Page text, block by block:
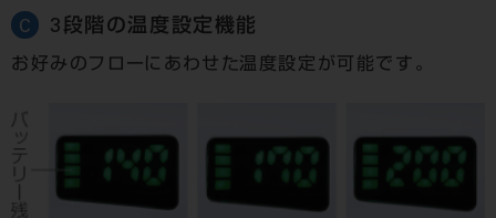
C 3段階の温度設定機能
お好みのフローにあわせた温度設定が可能です。